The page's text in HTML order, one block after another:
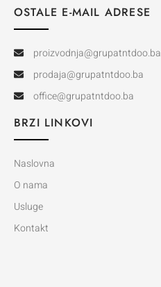
OSTALE E-MAIL ADRESE
proizvodnja@grupatntdoo.ba
prodaja@grupatntdoo.ba
office@grupatntdoo.ba
BRZI LINKOVI
Naslovna
O nama
Usluge
Kontakt